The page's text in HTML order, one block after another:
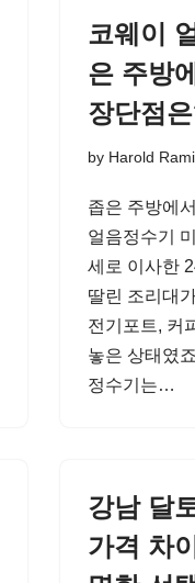
코웨이
은 주방
장단점
by Harold
좁은 주방에
얼음정수기
세로 이사한
딸린 조리대
전기포트, 커
놓은 상태였
정수기는…
강남 달
가격 차